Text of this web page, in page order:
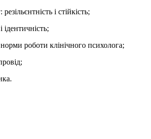
і стійкість;
роботи клінічного психолога;